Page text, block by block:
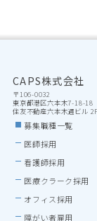
CAPS株式会社
〒106-0032
東京都港区六本木7-18-18
住友不動産六本木通ビル 2F
募集職種一覧
医師採用
看護師採用
医療クラーク採用
オフィス採用
障がい者雇用